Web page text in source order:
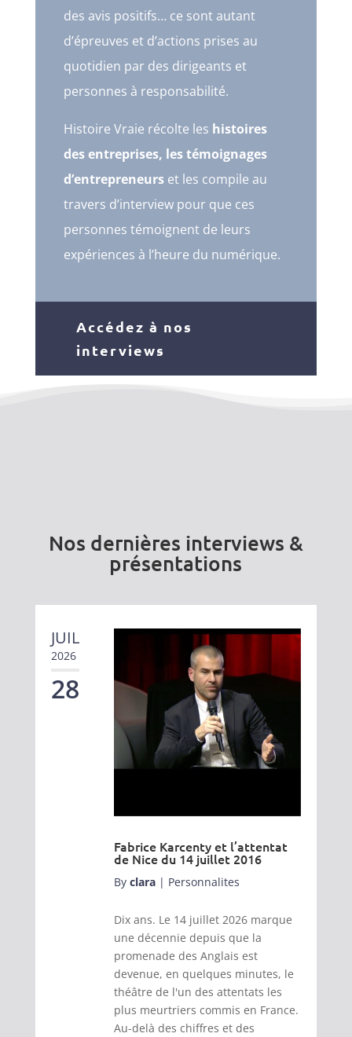
des avis positifs… ce sont autant
d’épreuves et d’actions prises au
quotidien par des dirigeants et
personnes à responsabilité.
Histoire Vraie récolte les histoires
des entreprises, les témoignages
d’entrepreneurset les compile au
travers d’interview pour que ces
personnes témoignent de leurs
expériences à l’heure du numérique.
Accédez à nos
interviews
Nos dernières interviews &
présentations
JUIL
2026
28
Fabrice Karcenty et l’attentat
de Nice du 14 juillet 2016
By clara| Personnalites
Dix ans. Le 14 juillet 2026 marque
une décennie depuis que la
promenade des Anglais est
devenue, en quelques minutes, le
théâtre de l'un des attentats les
plus meurtriers commis en France.
Au-delà des chiffres et des